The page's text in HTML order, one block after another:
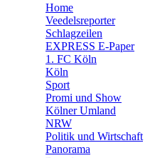
🛒
Home
Veedelsreporter
Schlagzeilen
EXPRESS E-Paper
1. FC Köln
Köln
Sport
Promi und Show
Kölner Umland
NRW
Politik und Wirtschaft
Panorama